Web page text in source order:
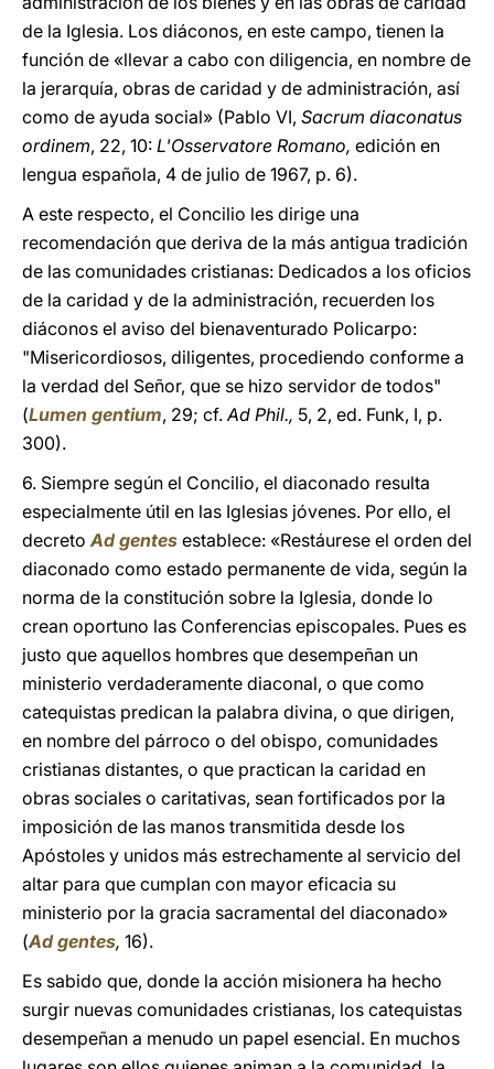
de la Iglesia. Los diáconos, en este campo, tienen la
función de «llevar a cabo con diligencia, en nombre de
la jerarquía, obras de caridad y de administración, así
como de ayuda social» (Pablo VI, Sacrum diaconatus
ordinem, 22, 10: L'Osservatore Romano, edición en
lengua española, 4 de julio de 1967, p. 6).
A este respecto, el Concilio les dirige una
recomendación que deriva de la más antigua tradición
de las comunidades cristianas: Dedicados a los oficios
de la caridad y de la administración, recuerden los
diáconos el aviso del bienaventurado Policarpo:
"Misericordiosos, diligentes, procediendo conforme a
la verdad del Señor, que se hizo servidor de todos"
(Lumen gentium, 29; cf.Ad Phil., 5, 2, ed. Funk, I, p.
300).
6. Siempre según el Concilio, el diaconado resulta
especialmente útil en las Iglesias jóvenes. Por ello, el
decretoAd gentes establece: «Restáurese el orden del
diaconado como estado permanente de vida, según la
norma de la constitución sobre la Iglesia, donde lo
crean oportuno las Conferencias episcopales. Pues es
justo que aquellos hombres que desempeñan un
ministerio verdaderamente diaconal, o que como
catequistas predican la palabra divina, o que dirigen,
en nombre del párroco o del obispo, comunidades
cristianas distantes, o que practican la caridad en
obras sociales o caritativas, sean fortificados por la
imposición de las manos transmitida desde los
Apóstoles y unidos más estrechamente al servicio del
altar para que cumplan con mayor eficacia su
ministerio por la gracia sacramental del diaconado»
(Ad gentes, 16).
Es sabido que, donde la acción misionera ha hecho
surgir nuevas comunidades cristianas, los catequistas
desempeñan a menudo un papel esencial. En muchos